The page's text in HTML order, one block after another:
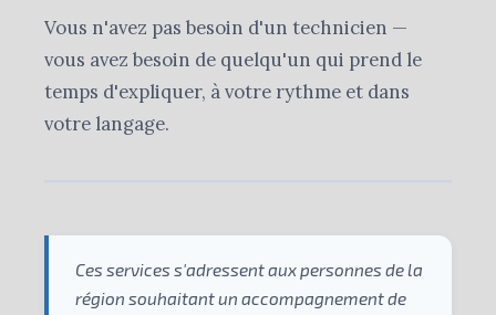
Vous n'avez pas besoin d'un technicien —
vous avez besoin de quelqu'un qui prend le
temps d'expliquer, à votre rythme et dans
votre langage.
Ces services s'adressent aux personnes de la
région souhaitant un accompagnement de